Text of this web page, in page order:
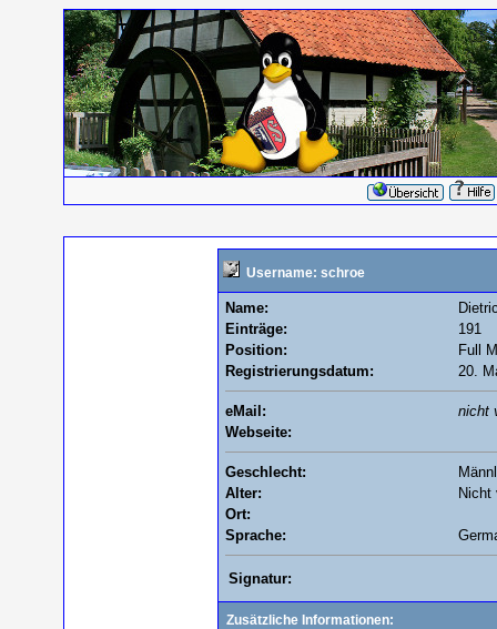
Username: schroe
Name:
Einträge:
191
Position:
Full
Registrierungsdatum:
20.
eMail:
nicht
Webseite:
Geschlecht:
Alter:
Nicht
Ort:
Sprache:
Signatur:
Zusätzliche Informationen: